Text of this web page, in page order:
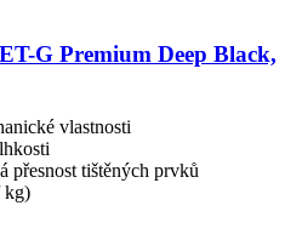
​G Premium Deep Black,
vlastnosti
přesnost tištěných prvků
kg)